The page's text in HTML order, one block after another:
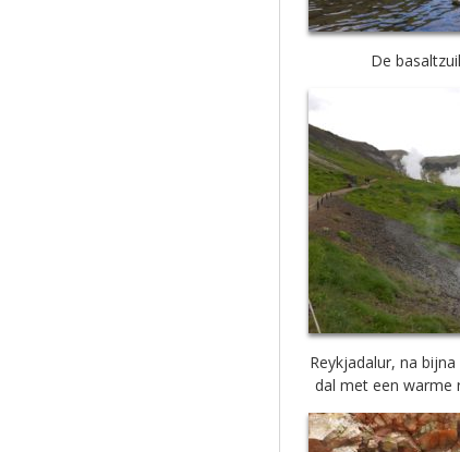
De
Reykjadalur, na
dal met een warme